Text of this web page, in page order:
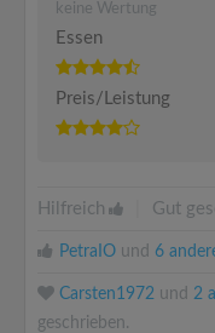
keine Wertung
Essen
Preis/Leistung
Hilfreich Gut
PetraIO und 6
Carsten1972 und 2
geschrieben.